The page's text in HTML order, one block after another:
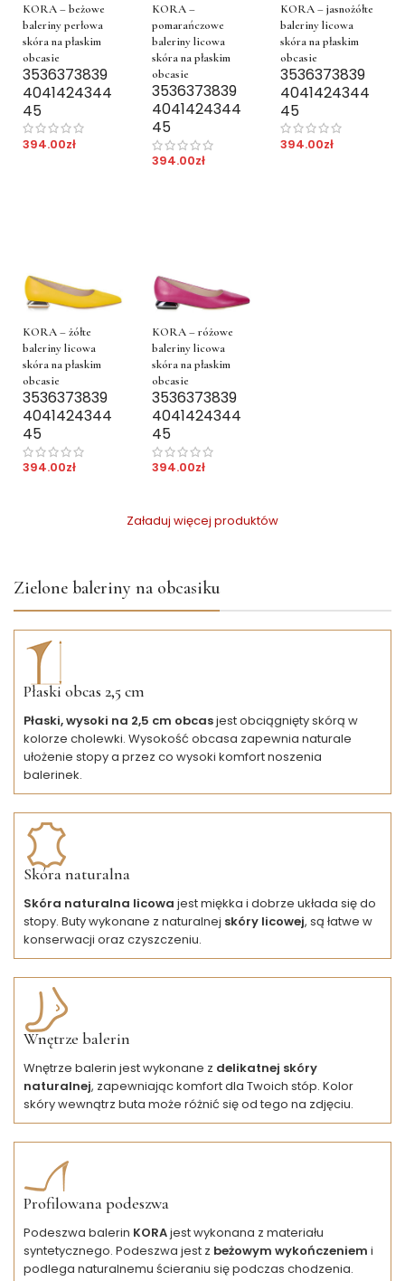
KORA – beżowe
baleriny perłowa
skóra na płaskim
obcasie
3536373839
4041424344
45
394.00zł
KORA –
pomarańczowe
baleriny licowa
skóra na płaskim
obcasie
3536373839
4041424344
45
394.00zł
KORA – jasnożółte
baleriny licowa
skóra na płaskim
obcasie
3536373839
4041424344
45
394.00zł
KORA – żółte
baleriny licowa
skóra na płaskim
obcasie
3536373839
4041424344
45
394.00zł
KORA – różowe
baleriny licowa
skóra na płaskim
obcasie
3536373839
4041424344
45
394.00zł
Załaduj więcej produktów
Zielone baleriny na obcasiku
Płaski obcas 2,5 cm
Płaski, wysoki na 2,5 cm obcasjest obciągnięty skórą w
kolorze cholewki. Wysokość obcasa zapewnia naturale
ułożenie stopy a przez co wysoki komfort noszenia
balerinek.
Skóra naturalna
Skóra naturalna licowa jest miękka i dobrze układa się do
stopy. Buty wykonane z naturalnej skóry licowej, są łatwe w
konserwacji oraz czyszczeniu.
Wnętrze balerin
Wnętrze balerin jest wykonane z delikatnej skóry
naturalnej, zapewniając komfort dla Twoich stóp. Kolor
skóry wewnątrz buta może różnić się od tego na zdjęciu.
Profilowana podeszwa
Podeszwa balerin KORAjest wykonana z materiału
syntetycznego. Podeszwa jest z beżowym wykończeniem i
podlega naturalnemu ścieraniu się podczas chodzenia.